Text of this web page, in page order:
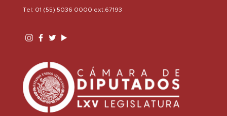
Tel: 01 (55) 5036 0000 ext.67193